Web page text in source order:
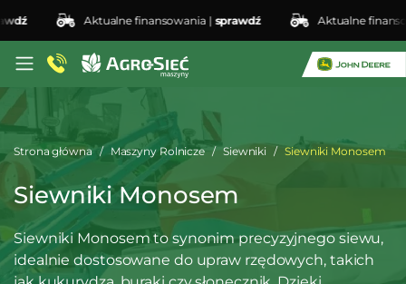
Aktualne finansowania |sprawdź Aktualne
Strona główna Maszyny Rolnicze Siewniki Siewniki Monosem
Siewniki Monosem
Siewniki Monosem to synonim precyzyjnego siewu,
idealnie dostosowane do upraw rzędowych, takich